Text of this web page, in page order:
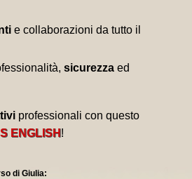
e collaborazioni da tutto il
sicurezza ed
professionali con questo
ENGLISH!
di Giulia: